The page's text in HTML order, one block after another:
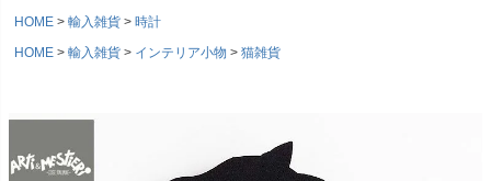
HOME
輸入雑貨
時計
HOME
輸入雑貨 インテリア小物 猫雑貨